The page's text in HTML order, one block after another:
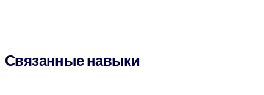
Связанные навыки